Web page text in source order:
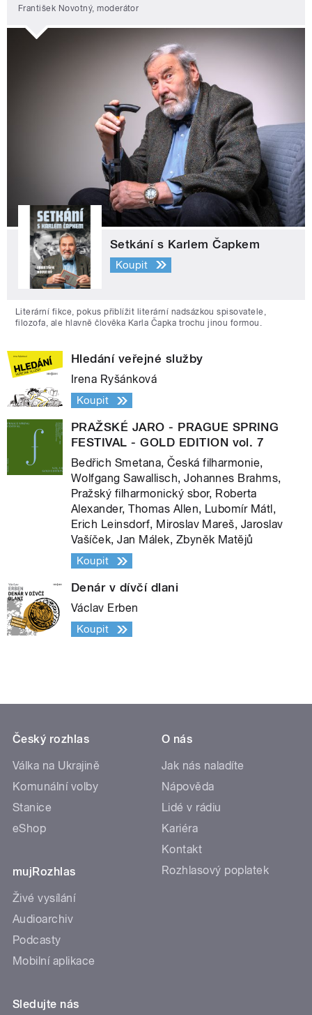
František Novotný, moderátor
Setkání s Karlem Čapkem
Koupit
Literární fikce, pokus přiblížit literární nadsázkou spisovatele,
filozofa, ale hlavně člověka Karla Čapka trochu jinou formou.
Hledání veřejné služby
Irena Ryšánková
Koupit
PRAŽSKÉ JARO - PRAGUE SPRING
FESTIVAL - GOLD EDITION vol. 7
Bedřich Smetana, Česká filharmonie,
Wolfgang Sawallisch, Johannes Brahms,
Pražský filharmonický sbor, Roberta
Alexander, Thomas Allen, Lubomír Mátl,
Erich Leinsdorf, Miroslav Mareš, Jaroslav
Vašíček, Jan Málek, Zbyněk Matějů
Koupit
Denár v dívčí dlani
Václav Erben
Koupit
Český rozhlas
Válka na Ukrajině
Komunální volby
Stanice
eShop
mujRozhlas
Živé vysílání
Audioarchiv
Podcasty
Mobilní aplikace
O nás
Jak nás naladíte
Nápověda
Lidé v rádiu
Kariéra
Kontakt
Rozhlasový poplatek
Sledujte nás